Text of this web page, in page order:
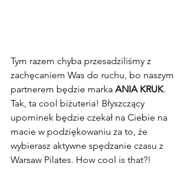
Tym razem chyba przesadziliśmy z
zachęcaniem Was do ruchu, bo naszym
partnerem będzie marka ANIA KRUK.
Tak, ta cool biżuteria! Błyszczący
upominek będzie czekał na Ciebie na
macie w podziękowaniu za to, że
wybierasz aktywne spędzanie czasu z
Warsaw Pilates. How cool is that?!